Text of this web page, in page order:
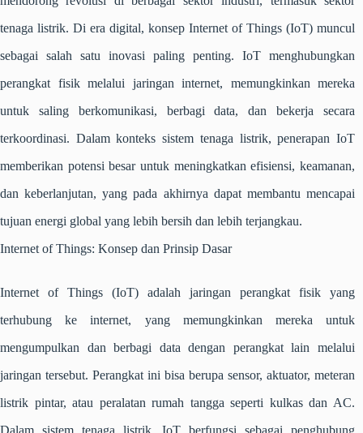
tenaga listrik. Di era digital, konsep Internet of Things (IoT) muncul
sebagai salah satu inovasi paling penting. IoT menghubungkan
perangkat fisik melalui jaringan internet, memungkinkan mereka
untuk saling berkomunikasi, berbagi data, dan bekerja secara
terkoordinasi. Dalam konteks sistem tenaga listrik, penerapan IoT
memberikan potensi besar untuk meningkatkan efisiensi, keamanan,
dan keberlanjutan, yang pada akhirnya dapat membantu mencapai
tujuan energi global yang lebih bersih dan lebih terjangkau.
Internet of Things: Konsep dan Prinsip Dasar
Internet of Things (IoT) adalah jaringan perangkat fisik yang
terhubung ke internet, yang memungkinkan mereka untuk
mengumpulkan dan berbagi data dengan perangkat lain melalui
jaringan tersebut. Perangkat ini bisa berupa sensor, aktuator, meteran
listrik pintar, atau peralatan rumah tangga seperti kulkas dan AC.
Dalam sistem tenaga listrik, IoT berfungsi sebagai penghubung